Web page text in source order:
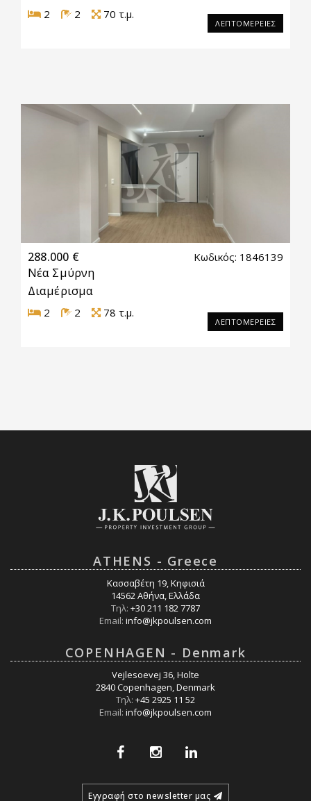
2 2 70 τ.μ.
ΛΕΠΤΟΜΕΡΕΙΕΣ
288.000 € Κωδικός: 1846139
Νέα Σμύρνη
Διαμέρισμα
2 2 78 τ.μ.
ΛΕΠΤΟΜΕΡΕΙΕΣ
ATHENS - Greece
Κασσαβέτη 19, Κηφισιά
14562 Αθήνα, Ελλάδα
Τηλ: +30 211 182 7787
Email: info@jkpoulsen.com
COPENHAGEN - Denmark
Vejlesoevej 36, Holte
2840 Copenhagen, Denmark
Τηλ: +45 2925 11 52
Email: info@jkpoulsen.com
Εγγραφή στο newsletter μας